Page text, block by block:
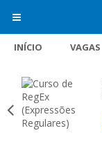
INÍCIO VAGAS